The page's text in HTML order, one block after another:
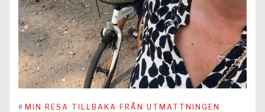
# MIN RESA TILLBAKA FRÅN UTMATTNINGEN